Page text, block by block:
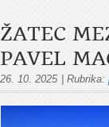
ŽATEC
PAVEL
26. 10. 2025 | Rubrika: